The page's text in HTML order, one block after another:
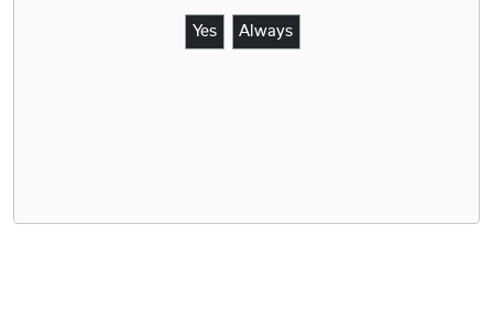
Yes Always